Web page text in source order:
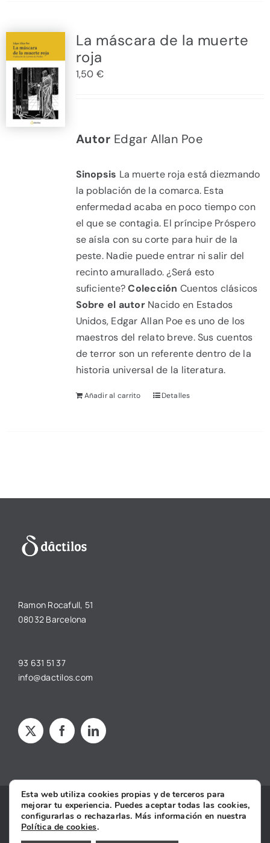
La máscara de la muerte
roja
1,50 €
Autor Edgar Allan Poe
Sinopsis La muerte roja está diezmando
la población de la comarca. Esta
enfermedad acaba en poco tiempo con
el que se contagia. El príncipe Próspero
se aísla con su corte para huir de la
peste. Nadie puede entrar ni salir del
recinto amurallado. ¿Será esto
suficiente?Colección Cuentos clásicos
Sobre el autor Nacido en Estados
Unidos, Edgar Allan Poe es uno de los
maestros del relato breve. Sus cuentos
de terror son un referente dentro de la
historia universal de la literatura.
Añadir al carrito Detalles
Ramon Rocafull, 51
08032 Barcelona
93 631 51 37
info@dactilos.com
Copyright © 2025 dâctilos |Aviso legal·Política de privacidad·
Política de cookies ·Condiciones Generales de Contratación·
Declaración de Accesibilidad
Esta web utiliza cookies propias y de terceros para
mejorar tu experiencia. Puedes aceptar todas las cookies,
configurarlas o rechazarlas. Más información en nuestra
Política de cookies.